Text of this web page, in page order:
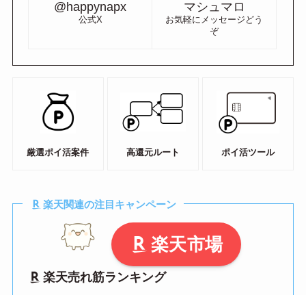
@happynapx
公式X
マシュマロ
お気軽にメッセージどう
ぞ
厳選ポイ活案件 高還元ルート ポイ活ツール
楽天関連の注目キャンペーン
楽天市場
楽天売れ筋ランキング